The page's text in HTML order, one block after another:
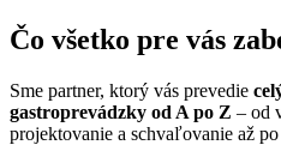
Čo všetko pre vás
Sme partner, ktorý vás prevedie
gastroprevádzky od A po Z – od
projektovanie a schvaľovanie až po